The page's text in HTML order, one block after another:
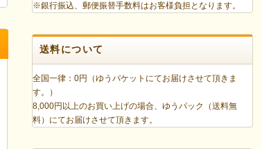
※銀行振込、郵便振替手数料はお客様負担となります。
送料について
全国一律：0円（ゆうパケットにてお届けさせて頂きま
す。）
8,000円以上のお買い上げの場合、ゆうパック（送料無
料）にてお届けさせて頂きます。